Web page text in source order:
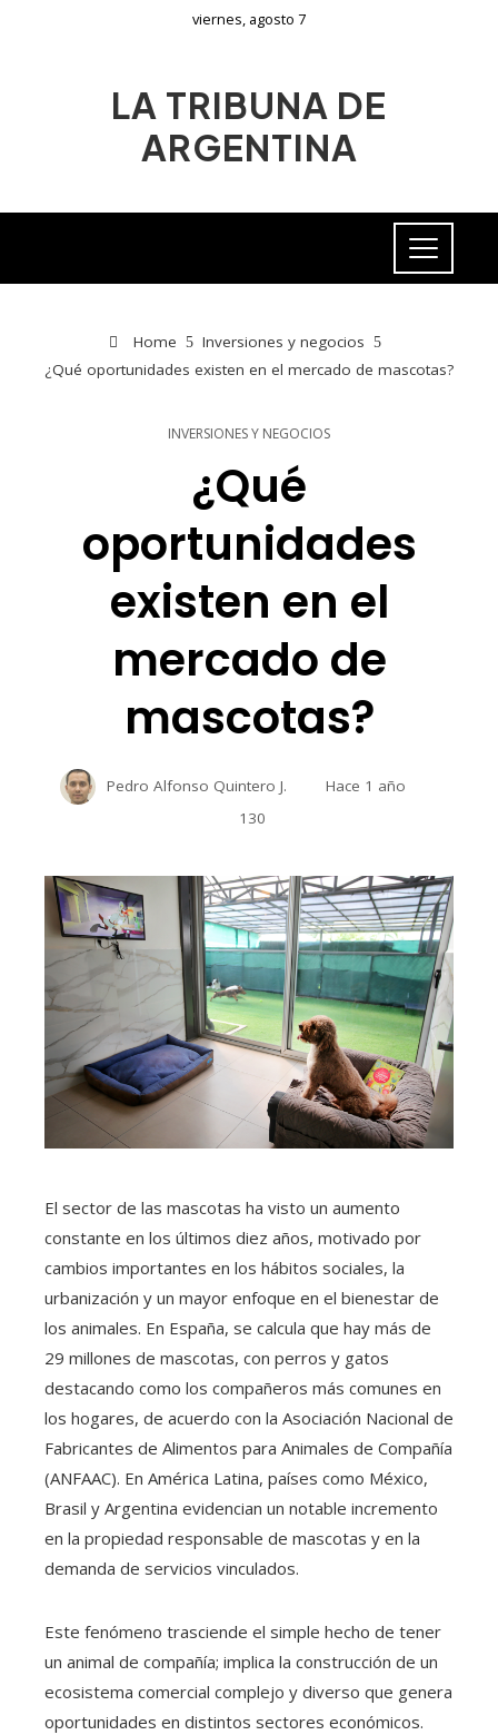
viernes, agosto 7
LA TRIBUNA DE
ARGENTINA
Home
Inversiones y negocios
¿Qué oportunidades existen en el mercado de mascotas?
INVERSIONES Y NEGOCIOS
¿Qué
oportunidades
existen en el
mercado de
mascotas?
Pedro Alfonso Quintero J.
Hace 1 año
130
El sector de las mascotas ha visto un aumento
constante en los últimos diez años, motivado por
cambios importantes en los hábitos sociales, la
urbanización y un mayor enfoque en el bienestar de
los animales. En España, se calcula que hay más de
29 millones de mascotas, con perros y gatos
destacando como los compañeros más comunes en
los hogares, de acuerdo con la Asociación Nacional de
Fabricantes de Alimentos para Animales de Compañía
(ANFAAC). En América Latina, países como México,
Brasil y Argentina evidencian un notable incremento
en la propiedad responsable de mascotas y en la
demanda de servicios vinculados.
Este fenómeno trasciende el simple hecho de tener
un animal de compañía; implica la construcción de un
ecosistema comercial complejo y diverso que genera
oportunidades en distintos sectores económicos.